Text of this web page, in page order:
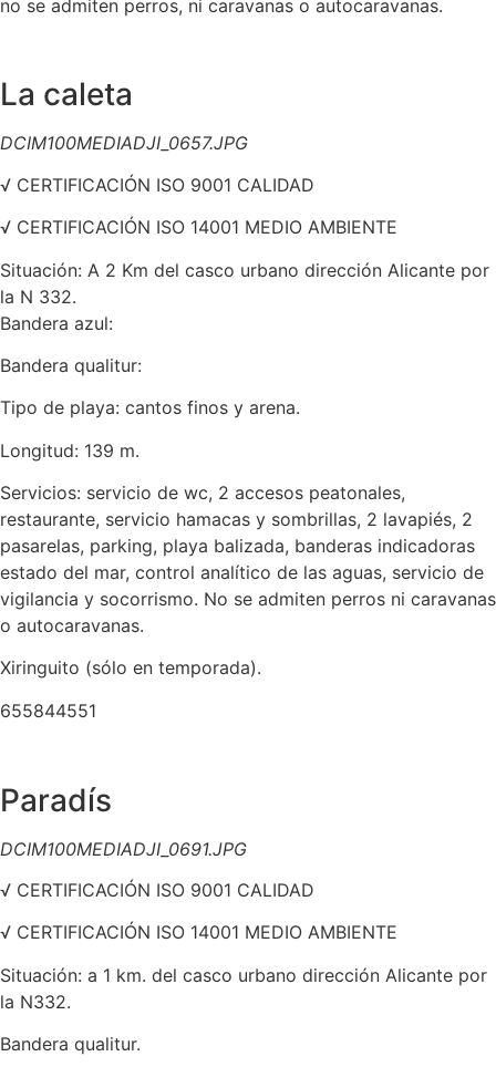
no se admiten perros, ni caravanas o autocaravanas.
La caleta
DCIM100MEDIADJI_0657.JPG
√ CERTIFICACIÓN ISO 9001 CALIDAD
√ CERTIFICACIÓN ISO 14001 MEDIO AMBIENTE
Situación: A 2 Km del casco urbano dirección Alicante por
la N 332.
Bandera azul:
Bandera qualitur:
Tipo de playa: cantos finos y arena.
Longitud: 139 m.
Servicios: servicio de wc, 2 accesos peatonales,
restaurante, servicio hamacas y sombrillas, 2 lavapiés, 2
pasarelas, parking, playa balizada, banderas indicadoras
estado del mar, control analítico de las aguas, servicio de
vigilancia y socorrismo. No se admiten perros ni caravanas
o autocaravanas.
Xiringuito (sólo en temporada).
655844551
Paradís
DCIM100MEDIADJI_0691.JPG
√ CERTIFICACIÓN ISO 9001 CALIDAD
√ CERTIFICACIÓN ISO 14001 MEDIO AMBIENTE
Situación: a 1 km. del casco urbano dirección Alicante por
la N332.
Bandera qualitur.